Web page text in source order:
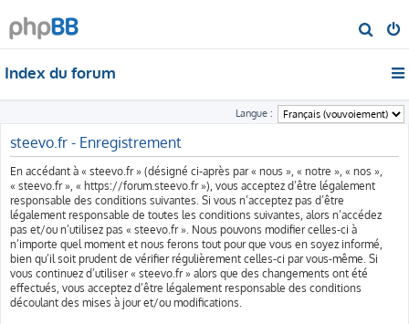
e
e
h
Index du forum
Langue :
steevo.fr - Enregistrement
En accédant à « steevo.fr » (désigné ci-après par « nous », « notre », « nos »,
« steevo.fr », « https://forum.steevo.fr »), vous acceptez d’être légalement
responsable des conditions suivantes. Si vous n’acceptez pas d’être
légalement responsable de toutes les conditions suivantes, alors n’accédez
pas et/ou n’utilisez pas « steevo.fr ». Nous pouvons modifier celles-ci à
n’importe quel moment et nous ferons tout pour que vous en soyez informé,
bien qu’il soit prudent de vérifier régulièrement celles-ci par vous-même. Si
vous continuez d’utiliser « steevo.fr » alors que des changements ont été
effectués, vous acceptez d’être légalement responsable des conditions
découlant des mises à jour et/ou modifications.